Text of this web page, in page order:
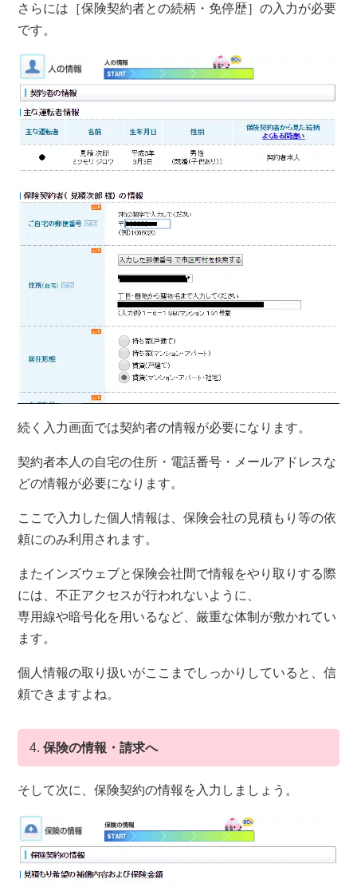
さらには ［保険契約者との続柄・免停歴］の入力が必要
です。
続く入力画面では契約者の情報が必要になります。
契約者本人の自宅の住所・電話番号・メールアドレスな
どの情報が必要になります。
ここで入力した個人情報は、保険会社の見積もり等の依
頼にのみ利用されます。
またインズウェブと保険会社間で情報をやり取りする際
には、不正アクセスが行われないように、
専用線や暗号化を用いるなど、厳重な体制が敷かれてい
ます。
個人情報の取り扱いがここまでしっかりしていると、信
頼できますよね。
4.保険の情報・請求へ
そして次に、保険契約の情報を入力しましょう。